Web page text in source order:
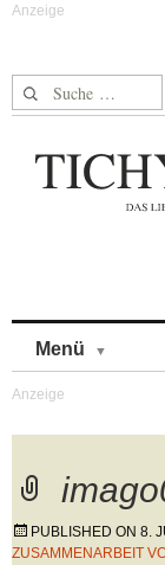
Suche nach:
Menü
PUBLISHED ON 8.
ZUSAMMENARBEIT